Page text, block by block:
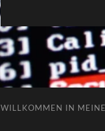
WILLKOMMEN IN